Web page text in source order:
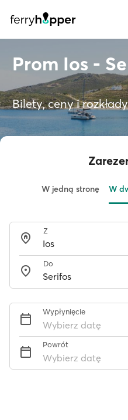
Prom Ios -
Bilety, ceny i rozkłady
W jedną stronę W
Z
Do
Wypłynięcie
Wybierz datę
Powrót
Wybierz datę